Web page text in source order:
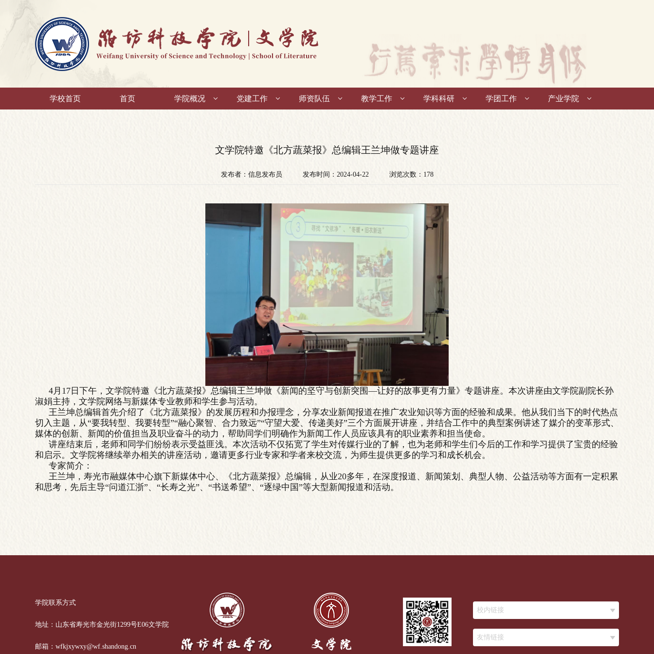
学校首页 首页 学院概况 党建工作 师资队伍 教学工作 学科科研 学团工作 产业学院
文学院特邀《北方蔬菜报》总编辑王兰坤做专题讲座
发布者：信息发布员 发布时间：2024-04-22 浏览次数： 178
4月17日下午，文学院特邀《北方蔬菜报》总编辑王兰坤做《新闻的坚守与创新突围—让好的故事更有力量》专题讲座。本次讲座由文学院副院长孙
淑娟主持，文学院网络与新媒体专业教师和学生参与活动。
王兰坤总编辑首先介绍了《北方蔬菜报》的发展历程和办报理念，分享农业新闻报道在推广农业知识等方面的经验和成果。他从我们当下的时代热点
切入主题，从“要我转型、我要转型”“融心聚智、合力致远”“守望大爱、传递美好”三个方面展开讲座，并结合工作中的典型案例讲述了媒介的变革形式、
媒体的创新、新闻的价值担当及职业奋斗的动力，帮助同学们明确作为新闻工作人员应该具有的职业素养和担当使命。
讲座结束后，老师和同学们纷纷表示受益匪浅。本次活动不仅拓宽了学生对传媒行业的了解，也为老师和学生们今后的工作和学习提供了宝贵的经验
和启示。文学院将继续举办相关的讲座活动，邀请更多行业专家和学者来校交流，为师生提供更多的学习和成长机会。
专家简介：
王兰坤，寿光市融媒体中心旗下新媒体中心、《北方蔬菜报》总编辑，从业20多年，在深度报道、新闻策划、典型人物、公益活动等方面有一定积累
和思考，先后主导“问道江浙”、“长寿之光”、“书送希望”、“逐绿中国”等大型新闻报道和活动。
学院联系方式
地址：山东省寿光市金光街1299号E06文学院
邮箱：wfkjxywxy@wf.shandong.cn